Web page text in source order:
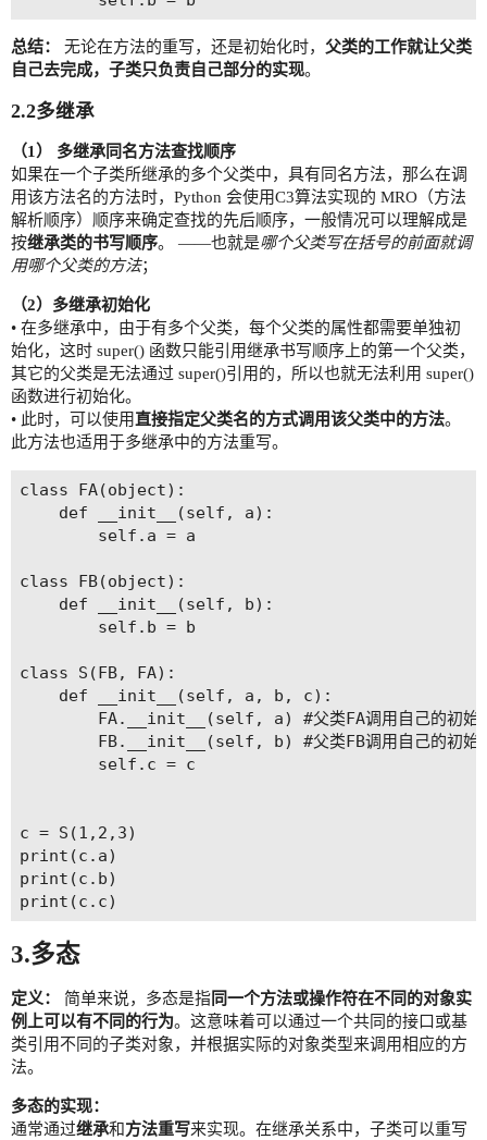
总结： 无论在方法的重写，还是初始化时， 父类的工作就让父类
自己去完成，子类只负责自己部分的实现。
2.2多继承
（1） 多继承同名方法查找顺序
如果在一个子类所继承的多个父类中，具有同名方法，那么在调
用该方法名的方法时，Python 会使用C3算法实现的 MRO（方法
解析顺序）顺序来确定查找的先后顺序，一般情况可以理解成是
按继承类的书写顺序。 ——也就是哪个父类写在括号的前面就调
用哪个父类的方法；
（2）多继承初始化
• 在多继承中，由于有多个父类，每个父类的属性都需要单独初
始化，这时 super() 函数只能引用继承书写顺序上的第一个父类，
其它的父类是无法通过 super()引用的，所以也就无法利用 super()
函数进行初始化。
• 此时，可以使用直接指定父类名的方式调用该父类中的方法。
此方法也适用于多继承中的方法重写。
class FA(object):
    def __init__(self, a):
        self.a = a
class FB(object):
    def __init__(self, b):
        self.b = b
class S(FB, FA):
    def __init__(self, a, b, c):
FA.__init__(self, a) #父类FA调用自己的初始
FB.__init__(self, b) #父类FB调用自己的初始
        self.c = c
c = S(1,2,3)
print(c.a)
print(c.b)
3.多态
定义： 简单来说，多态是指同一个方法或操作符在不同的对象实
例上可以有不同的行为。这意味着可以通过一个共同的接口或基
类引用不同的子类对象，并根据实际的对象类型来调用相应的方
法。
多态的实现：
通常通过继承和方法重写来实现。在继承关系中，子类可以重写